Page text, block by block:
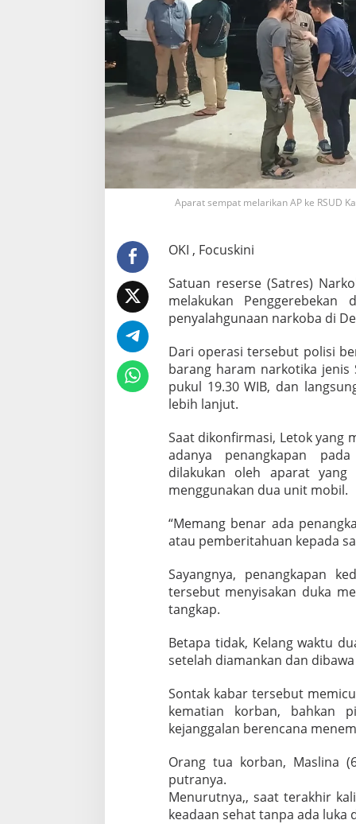
o
n
d
o
k
N
a
k
b
i
U
k
r
m
u
O
I
,
T
r
u
g
a
e
a
u
M
e
n
g
a
l
D
u
i
a
Aparat sempat melarikan AP ke RSUD
OKI , Focuskini
Satuan reserse (Satres)
melakukan
penyalahgunaan narkoba di
Dari operasi tersebut polisi
barang haram narkotika jenis
pukul 19.30 WIB, dan
lebih lanjut.
Saat dikonfirmasi, Letok yang
adanya penangkapan
dilakukan oleh aparat yang
menggunakan dua unit mobil.
“Memang benar ada
atau pemberitahuan kepada
Sayangnya, penangkapan
tersebut menyisakan duka
tangkap.
Betapa tidak, Kelang waktu
setelah diamankan dan
Sontak kabar tersebut
kematian korban, bahkan
kejanggalan berencana
Orang tua korban, Maslina
putranya.
Menurutnya,, saat terakhir
keadaan sehat tanpa ada luka